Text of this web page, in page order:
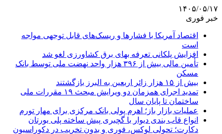
۱۴۰۵/۰۵/۱۷
خبر فوری
اقتصاد آمریکا با فشارها و ریسک‌های قابل توجهی مواجه
است
افزایش پلکانی تعرفه بهای برق کشاورزی لغو شد
تأمین مالی بیش از ۳۹۶ هزار واحد نهضت ملی توسط بانک
مسکن
بیش از ۱۵ هزار زائر اربعین به البرز بازگشتند
تمدید اجرای همزمان دو ویرایش مبحث ۱۹ مقررات ملی
ساختمان تا پایان سال
عملیات بازار باز؛ اهرم پولی بانک مرکزی برای مهار تورم
انواع قاب بندی دیوار با گچبری پیش ساخته پلی یورتان
دکارت؛ تحولی لوکس، فوری و بدون تخریب در دکوراسیون